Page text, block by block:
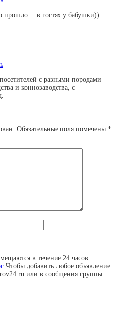
прошло… в гостях у бабушки))…
с разными породами
и коннозаводства, с
Обязательные поля помечены *
в течение 24 часов.
Чтобы добавить любое объявление
или в сообщения группы